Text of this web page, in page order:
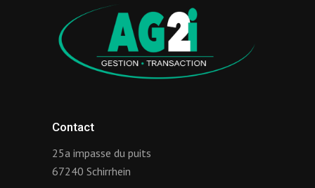
Contact
25a impasse du puits
67240 Schirrhein